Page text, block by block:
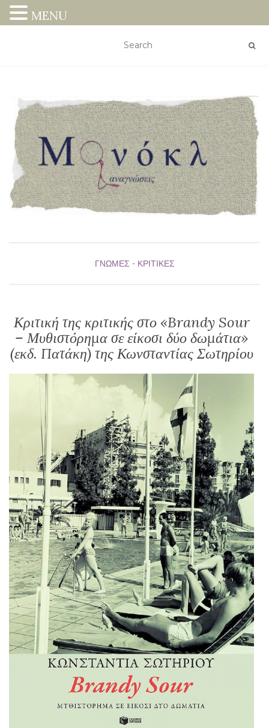
ΓΝΏΜΕΣ - ΚΡΙΤΙΚΈΣ
Κριτική της κριτικής στο «Brandy Sour
– Μυθιστόρημα σε είκοσι δύο δωμάτια»
(εκδ. Πατάκη) της Κωνσταντίας Σωτηρίου
MENU